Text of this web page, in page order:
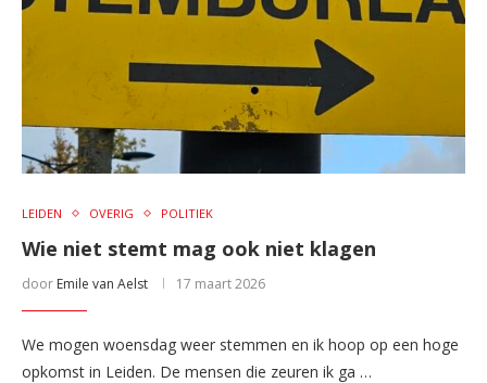
LEIDEN OVERIG POLITIEK
Wie niet stemt mag ook niet klagen
door Emile van Aelst 17 maart 2026
We mogen woensdag weer stemmen en ik hoop op een hoge
opkomst in Leiden. De mensen die zeuren ik ga …